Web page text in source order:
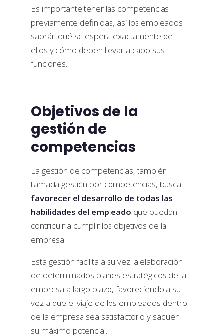
Es importante tener las competencias
previamente definidas, así los empleados
sabrán qué se espera exactamente de
ellos y cómo deben llevar a cabo sus
funciones.
Objetivos de la
gestión de
competencias
La gestión de competencias, también
llamada gestión por competencias, busca
favorecer el desarrollo de todas las
habilidades del empleado que puedan
contribuir a cumplir los objetivos de la
empresa.
Esta gestión facilita a su vez la elaboración
de determinados planes estratégicos de la
empresa a largo plazo, favoreciendo a su
vez a que el viaje de los empleados dentro
de la empresa sea satisfactorio y saquen
su máximo potencial.